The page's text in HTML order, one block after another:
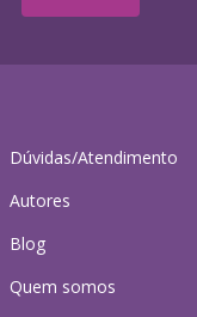
Dúvidas/Atendimento
Autores
Blog
Quem somos